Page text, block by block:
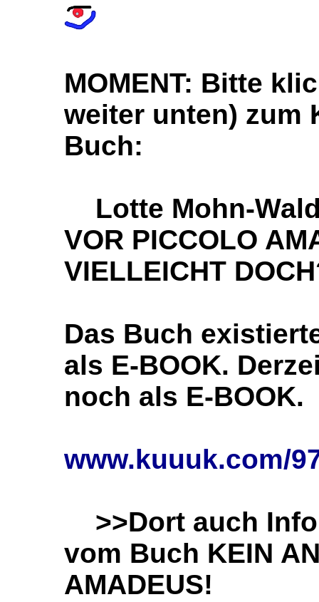
MOMENT: Bitte
weiter unten) zum
Buch:
Lotte Mohn-
VOR PICCOLO
VIELLEICHT
Das Buch
als E-BOOK.
noch als E-BOOK.
www.kuuuk.com/
>>Dort auch
vom Buch KEIN
AMADEUS!